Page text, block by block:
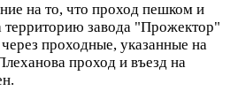
на то, что проход пешком и
территорию завода "Прожектор"
проходные, указанные на
проход и въезд на